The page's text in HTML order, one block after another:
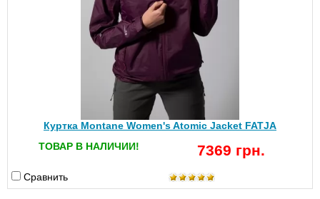
Куртка Montane Women's Atomic Jacket FATJA
ТОВАР В НАЛИЧИИ!
7369 грн.
Сравнить